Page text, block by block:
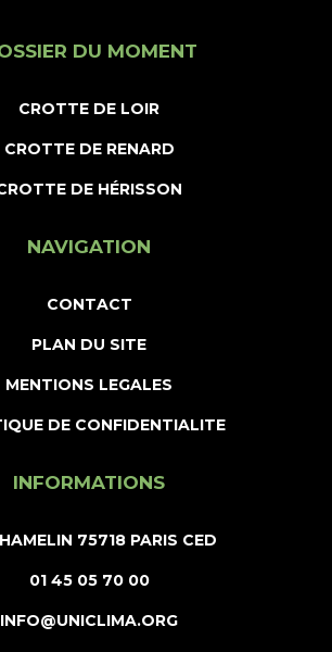
DU MOMENT
CROTTE DE LOIR
CROTTE DE RENARD
DE HÉRISSON
NAVIGATION
CONTACT
PLAN DU SITE
MENTIONS LEGALES
DE CONFIDENTIALITE
INFORMATIONS
75718 PARIS CED
01 45 05 70 00
INFO@UNICLIMA.ORG